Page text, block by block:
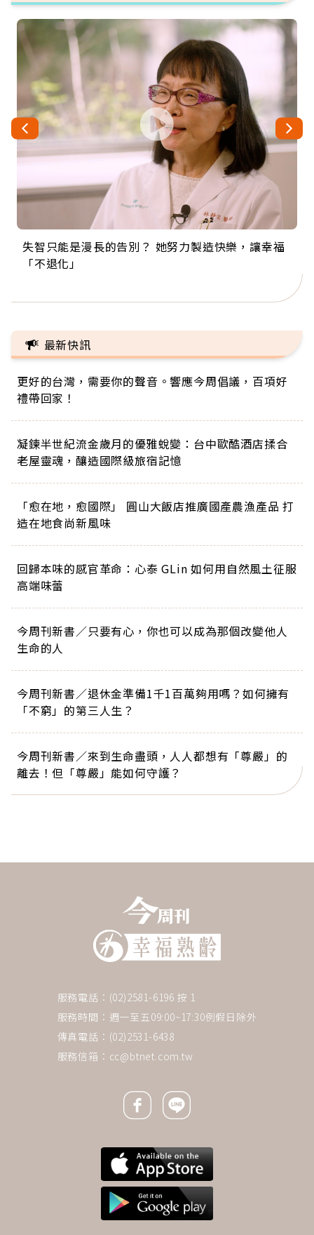
失智只能是漫長的告別？ 她努力製造快樂，讓幸福
「不退化」
來自剛果的巧克力神父 為台灣奉獻36年 「台灣是我
的家，我連作夢都講台語！」
63歲卸矽谷副總、搬回台灣找快樂！「蛋黃哥小
丑」走進安養院，逗樂上萬爺奶：退休後才開始真
104歲打破金氏世界紀錄 成為全球最年長羽球選
手，分享長壽的秘密原來是「這個」
事業巔峰他選擇追夢…黑手阿伯拉小提琴還登上小
巨蛋！連CNN都大讚！
最新快訊
更好的台灣，需要你的聲音。響應今周倡議，百項好
禮帶回家！
凝鍊半世紀流金歲月的優雅蛻變：台中歐酷酒店揉合
老屋靈魂，釀造國際級旅宿記憶
「愈在地，愈國際」 圓山大飯店推廣國產農漁產品 打
造在地食尚新風味
回歸本味的感官革命：心泰 GLin 如何用自然風土征服
高端味蕾
今周刊新書／只要有心，你也可以成為那個改變他人
生命的人
今周刊新書／退休金準備1千1百萬夠用嗎？如何擁有
「不窮」的第三人生？
今周刊新書／來到生命盡頭，人人都想有「尊嚴」的
離去！但「尊嚴」能如何守護？
服務電話：(02)2581-6196 按 1
服務時間：週一至五09:00~17:30例假日除外
傳真電話：(02)2531-6438
服務信箱： cc@btnet.com.tw
Facebook icon
Line icon